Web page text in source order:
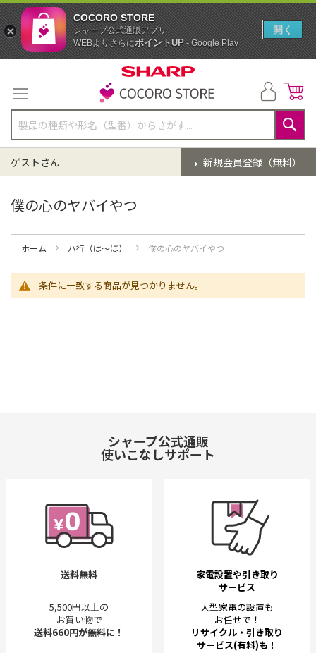
テ
ン
ツ
に
ス
キ
ッ
検
索
新規会員登録（無料）
ゲストさん
僕の心のヤバイやつ
ホーム ハ行（は～ほ） 僕の心のヤバイやつ
条件に一致する商品が見つかりません。
シャープ公式通販
使いこなしサポート
送料無料
5,500円以上の
お買い物で
送料660円が無料に！
家電設置や引き取り
サービス
大型家電の設置も
お任せで！
リサイクル・引き取り
サービス(有料)も！
COCORO STORE
シャープ公式通販アプリ
WEBよりさらにポイントUP- Google Play
開く